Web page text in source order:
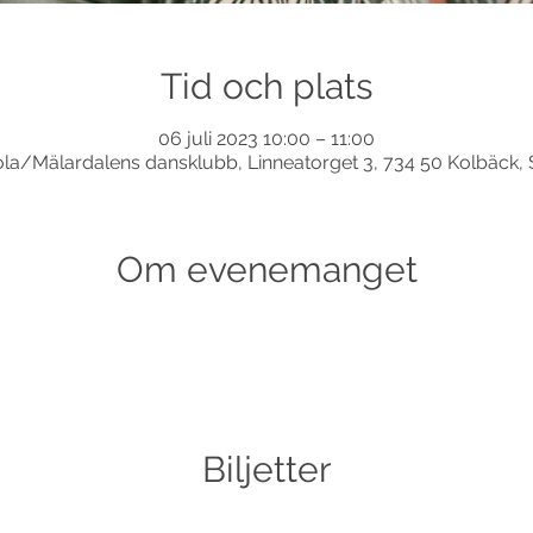
Tid och plats
06 juli 2023 10:00 – 11:00
Mälardalens dansklubb, Linneatorget 3, 734 50 Kolbäck,
Om evenemanget
Biljetter